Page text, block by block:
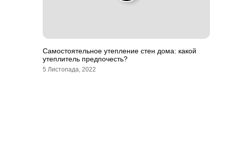
Самостоятельное утепление стен дома: какой
утеплитель предпочесть?
5 Листопада, 2022